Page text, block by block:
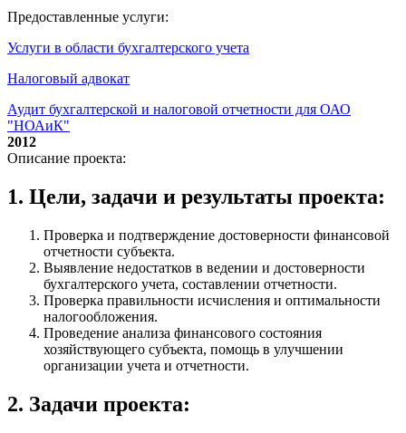
Предоставленные услуги:
Услуги в области бухгалтерского учета
Налоговый адвокат
Аудит бухгалтерской и налоговой отчетности для ОАО
"НОАиК"
2012
Описание проекта:
1. Цели, задачи и результаты проекта:
Проверка и подтверждение достоверности финансовой
отчетности субъекта.
Выявление недостатков в ведении и достоверности
бухгалтерского учета, составлении отчетности.
Проверка правильности исчисления и оптимальности
налогообложения.
Проведение анализа финансового состояния
хозяйствующего субъекта, помощь в улучшении
организации учета и отчетности.
2. Задачи проекта: